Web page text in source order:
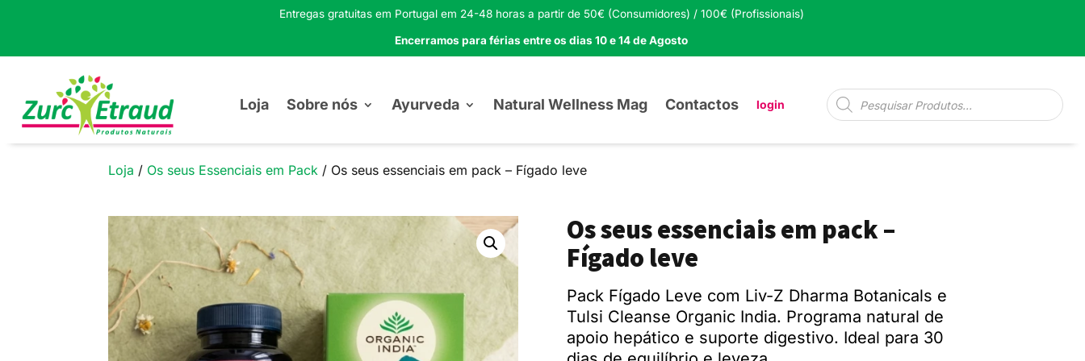
Entregas gratuitas em Portugal em 24-48 horas a partir de 50€ (Consumidores) / 100€ (Profissionais)
Encerramos para férias entre os dias 10 e 14 de Agosto
Loja Sobre nós Ayurveda Natural Wellness Mag Contactos login
Pesquisa
de
produtos
Loja / Os seus Essenciais em Pack / Os seus essenciais em pack – Fígado leve
Os seus essenciais em pack –
Fígado leve
Pack Fígado Leve com Liv-Z Dharma Botanicals e
Tulsi Cleanse Organic India. Programa natural de
apoio hepático e suporte digestivo. Ideal para 30